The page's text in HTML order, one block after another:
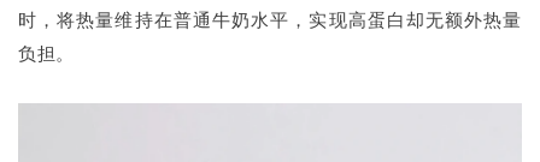
时，将热量维持在普通牛奶水平，实现高蛋白却无额外热量
负担。